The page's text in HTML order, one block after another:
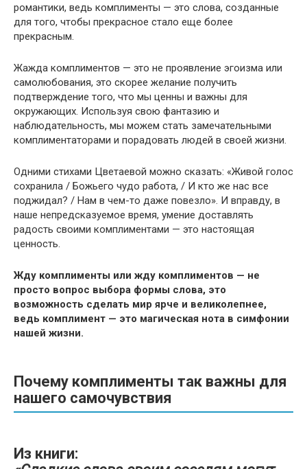
романтики, ведь комплименты — это слова, созданные
для того, чтобы прекрасное стало еще более
прекрасным.
Жажда комплиментов — это не проявление эгоизма или
самолюбования, это скорее желание получить
подтверждение того, что мы ценны и важны для
окружающих. Используя свою фантазию и
наблюдательность, мы можем стать замечательными
комплиментаторами и порадовать людей в своей жизни.
Одними стихами Цветаевой можно сказать: «Живой голос
сохранила / Божьего чудо работа, / И кто же нас все
поджидал? / Нам в чем-то даже повезло». И вправду, в
наше непредсказуемое время, умение доставлять
радость своими комплиментами — это настоящая
ценность.
Жду комплименты или жду комплиментов — не
просто вопрос выбора формы слова, это
возможность сделать мир ярче и великолепнее,
ведь комплимент — это магическая нота в симфонии
нашей жизни.
Почему комплименты так важны для
нашего самочувствия
Из книги: